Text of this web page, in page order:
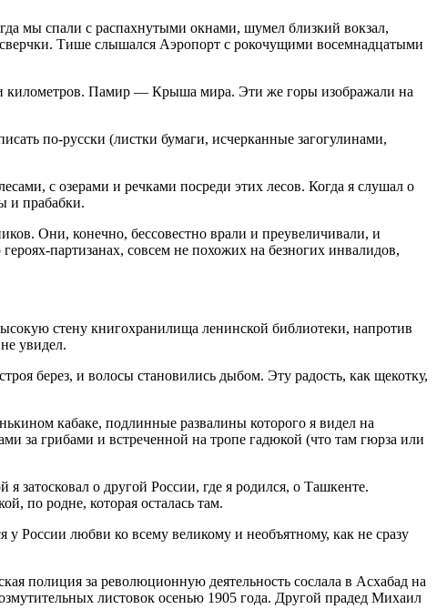
мы спали с распахнутыми окнами, шумел близкий вокзал,
Тише слышался Аэропорт с рокочущими восемнадцатыми
километров. Памир — Крыша мира. Эти же горы изображали на
по-русски (листки бумаги, исчерканные загогулинами,
с озерами и речками посреди этих лесов. Когда я слушал о
и прабабки.
Они, конечно, бессовестно врали и преувеличивали, и
партизанах, совсем не похожих на безногих инвалидов,
стену книгохранилища ленинской библиотеки, напротив
увидел.
берез, и волосы становились дыбом. Эту радость, как щекотку,
кабаке, подлинные развалины которого я видел на
за грибами и встреченной на тропе гадюкой (что там гюрза или
затосковал о другой России, где я родился, о Ташкенте.
по родне, которая осталась там.
у России любви ко всему великому и необъятному, как не сразу
полиция за революционную деятельность сослала в Асхабад на
листовок осенью 1905 года. Другой прадед Михаил